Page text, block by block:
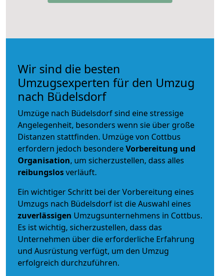
Wir sind die besten
Umzugsexperten für den Umzug
nach Büdelsdorf
Umzüge nach Büdelsdorf sind eine stressige
Angelegenheit, besonders wenn sie über große
Distanzen stattfinden. Umzüge von Cottbus
erfordern jedoch besondereVorbereitung und
Organisation, um sicherzustellen, dass alles
reibungslosverläuft.
Ein wichtiger Schritt bei der Vorbereitung eines
Umzugs nach Büdelsdorf ist die Auswahl eines
zuverlässigen Umzugsunternehmens in Cottbus.
Es ist wichtig, sicherzustellen, dass das
Unternehmen über die erforderliche Erfahrung
und Ausrüstung verfügt, um den Umzug
erfolgreich durchzuführen.